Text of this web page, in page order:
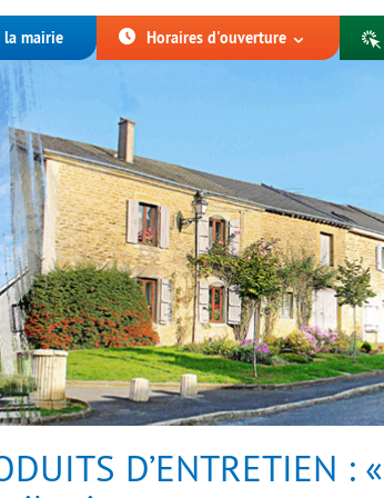
la mairie Horaires d'ouverture
D’ENTRETIEN :